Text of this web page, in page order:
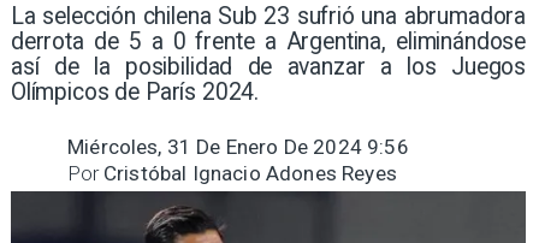
​La selección chilena Sub 23 sufrió una abrumadora
derrota de 5 a 0 frente a Argentina, eliminándose
así de la posibilidad de avanzar a los Juegos
Olímpicos de París 2024.
Miércoles, 31 De Enero De 2024 9:56
Cristóbal Ignacio Adones Reyes
Por